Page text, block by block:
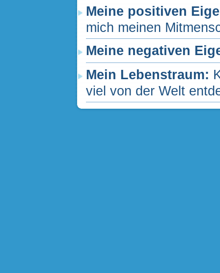
Meine positiven
mich meinen
Meine negativen
Mein Lebenstraum:
viel von der Welt